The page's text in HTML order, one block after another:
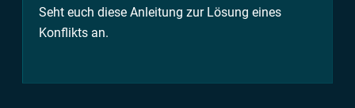
Seht euch diese Anleitung zur Lösung eines
Konflikts an.